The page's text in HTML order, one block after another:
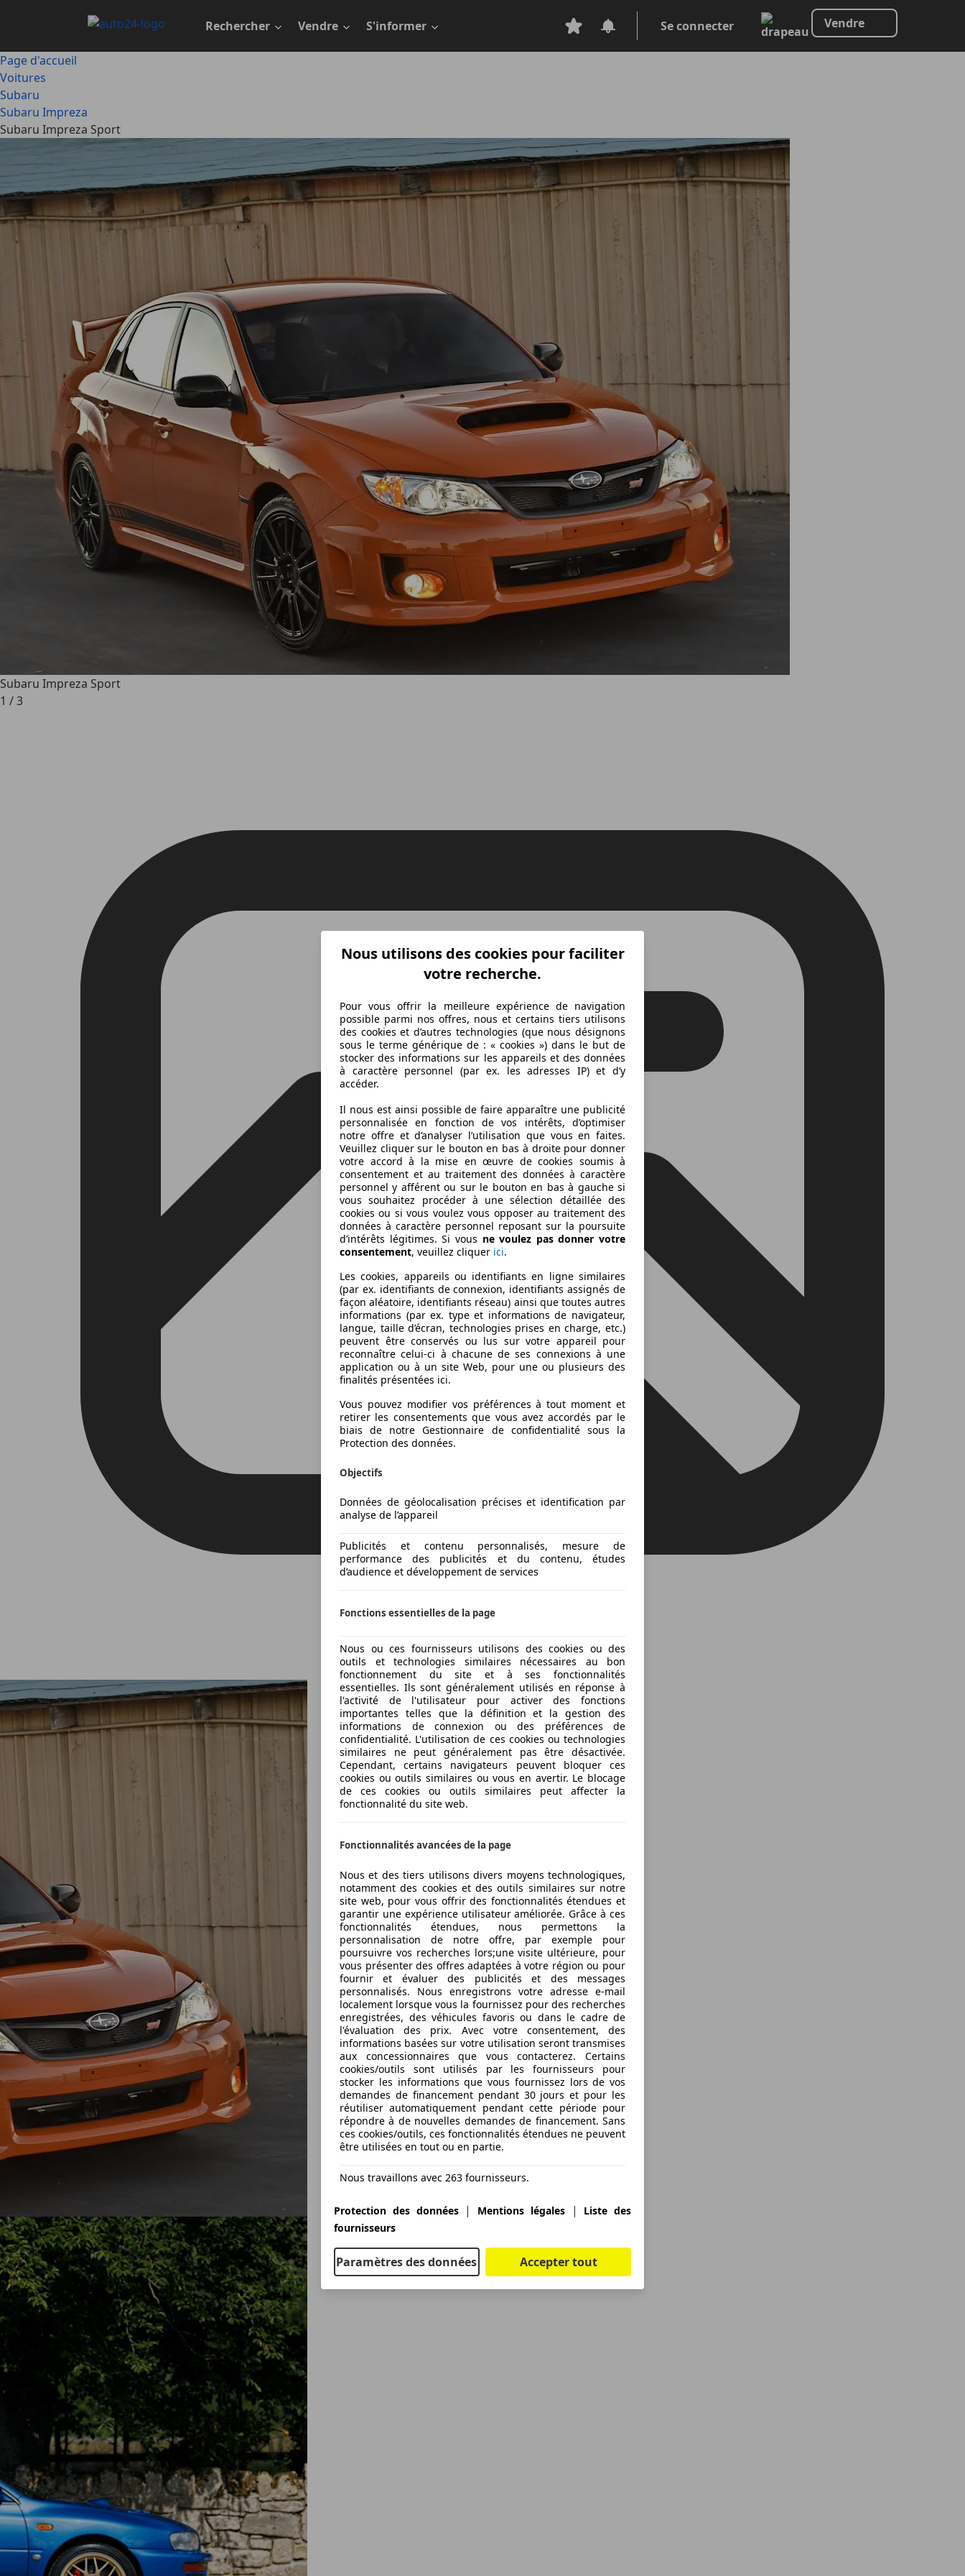
principal
Rechercher Vendre S'informer Se connecter Vendre
Page d'accueil
Voitures
Subaru
Subaru Impreza
Subaru Impreza Sport
Subaru Impreza Sport
1 /3
Nous utilisons des cookies pour faciliter
votre recherche.
Pour vous offrir la meilleure expérience de navigation
possible parmi nos offres, nous et certains tiers utilisons
des cookies et d’autres technologies (que nous désignons
sous le terme générique de : « cookies ») dans le but de
stocker des informations sur les appareils et des données
à caractère personnel (par ex. les adresses IP) et d’y
accéder.
Il nous est ainsi possible de faire apparaître une publicité
personnalisée en fonction de vos intérêts, d’optimiser
notre offre et d’analyser l’utilisation que vous en faites.
Veuillez cliquer sur le bouton en bas à droite pour donner
votre accord à la mise en œuvre de cookies soumis à
consentement et au traitement des données à caractère
personnel y afférent ou sur le bouton en bas à gauche si
vous souhaitez procéder à une sélection détaillée des
cookies ou si vous voulez vous opposer au traitement des
données à caractère personnel reposant sur la poursuite
d’intérêts légitimes. Si vous ne voulez pas donner votre
consentement, veuillez cliquer ici.
Les cookies, appareils ou identifiants en ligne similaires
(par ex. identifiants de connexion, identifiants assignés de
façon aléatoire, identifiants réseau) ainsi que toutes autres
informations (par ex. type et informations de navigateur,
langue, taille d’écran, technologies prises en charge, etc.)
peuvent être conservés ou lus sur votre appareil pour
reconnaître celui-ci à chacune de ses connexions à une
application ou à un site Web, pour une ou plusieurs des
finalités présentées ici.
Vous pouvez modifier vos préférences à tout moment et
retirer les consentements que vous avez accordés par le
biais de notre Gestionnaire de confidentialité sous la
Protection des données.
Objectifs
Données de géolocalisation précises et identification par
analyse de l’appareil
Publicités et contenu personnalisés, mesure de
performance des publicités et du contenu, études
d’audience et développement de services
Fonctions essentielles de la page
Nous ou ces fournisseurs utilisons des cookies ou des
outils et technologies similaires nécessaires au bon
fonctionnement du site et à ses fonctionnalités
essentielles. Ils sont généralement utilisés en réponse à
l'activité de l'utilisateur pour activer des fonctions
importantes telles que la définition et la gestion des
informations de connexion ou des préférences de
confidentialité. L'utilisation de ces cookies ou technologies
similaires ne peut généralement pas être désactivée.
Cependant, certains navigateurs peuvent bloquer ces
cookies ou outils similaires ou vous en avertir. Le blocage
de ces cookies ou outils similaires peut affecter la
fonctionnalité du site web.
Fonctionnalités avancées de la page
Nous et des tiers utilisons divers moyens technologiques,
notamment des cookies et des outils similaires sur notre
site web, pour vous offrir des fonctionnalités étendues et
garantir une expérience utilisateur améliorée. Grâce à ces
fonctionnalités étendues, nous permettons la
personnalisation de notre offre, par exemple pour
poursuivre vos recherches lors;une visite ultérieure, pour
vous présenter des offres adaptées à votre région ou pour
fournir et évaluer des publicités et des messages
personnalisés. Nous enregistrons votre adresse e-mail
localement lorsque vous la fournissez pour des recherches
enregistrées, des véhicules favoris ou dans le cadre de
l'évaluation des prix. Avec votre consentement, des
informations basées sur votre utilisation seront transmises
aux concessionnaires que vous contacterez. Certains
cookies/outils sont utilisés par les fournisseurs pour
stocker les informations que vous fournissez lors de vos
demandes de financement pendant 30 jours et pour les
réutiliser automatiquement pendant cette période pour
répondre à de nouvelles demandes de financement. Sans
ces cookies/outils, ces fonctionnalités étendues ne peuvent
être utilisées en tout ou en partie.
Nous travaillons avec 263 fournisseurs.
Protection des données| Mentions légales|
Liste des
fournisseurs
Paramètres des données Accepter tout